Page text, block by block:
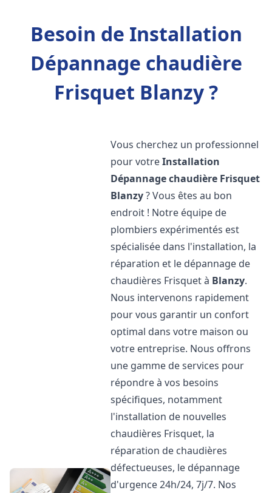
Besoin de Installation
Dépannage chaudière
Frisquet Blanzy ?
Vous cherchez un professionnel
pour votreInstallation
Dépannage chaudière Frisquet
Blanzy? Vous êtes au bon
endroit ! Notre équipe de
plombiers expérimentés est
spécialisée dans l'installation, la
réparation et le dépannage de
chaudières Frisquet à Blanzy.
Nous intervenons rapidement
pour vous garantir un confort
optimal dans votre maison ou
votre entreprise. Nous offrons
une gamme de services pour
répondre à vos besoins
spécifiques, notamment
l'installation de nouvelles
chaudières Frisquet, la
réparation de chaudières
défectueuses, le dépannage
d'urgence 24h/24, 7j/7. Nos